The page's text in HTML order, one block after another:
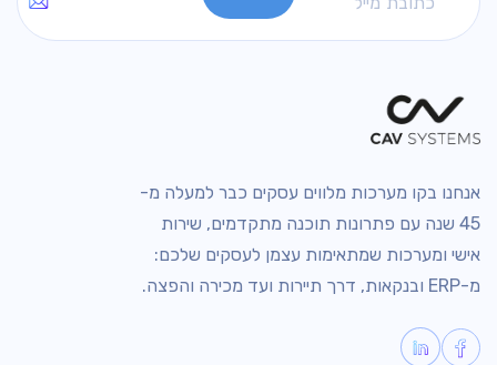
אנחנו בקו מערכות מלווים עסקים כבר למעלה מ-
45 שנה עם פתרונות תוכנה מתקדמים, שירות
אישי ומערכות שמתאימות עצמן לעסקים שלכם:
מ-ERP ובנקאות, דרך תיירות ועד מכירה והפצה.